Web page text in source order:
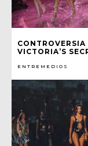
CONTROVERSIA
VICTORIA’S
ENTREMEDIOS